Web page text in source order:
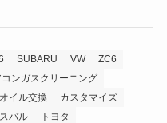
SUBARU VW
ZC6
コンガスクリーニング
オイル交換
カスタマイズ
スバル トヨタ